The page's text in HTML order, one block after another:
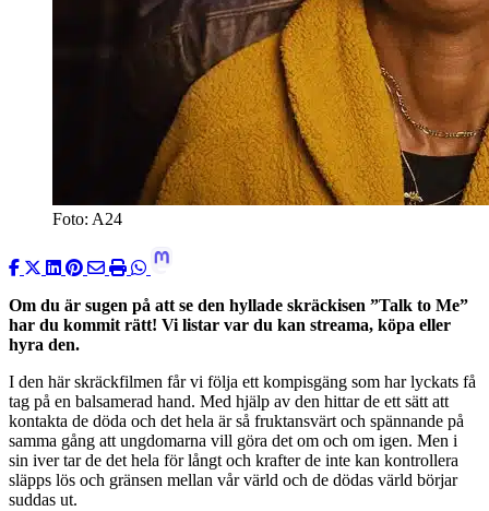
Foto: A24
Om du är sugen på att se den hyllade skräckisen ”Talk to Me”
har du kommit rätt! Vi listar var du kan streama, köpa eller
hyra den.
I den här skräckfilmen får vi följa ett kompisgäng som har lyckats få
tag på en balsamerad hand. Med hjälp av den hittar de ett sätt att
kontakta de döda och det hela är så fruktansvärt och spännande på
samma gång att ungdomarna vill göra det om och om igen. Men i
sin iver tar de det hela för långt och krafter de inte kan kontrollera
släpps lös och gränsen mellan vår värld och de dödas värld börjar
suddas ut.